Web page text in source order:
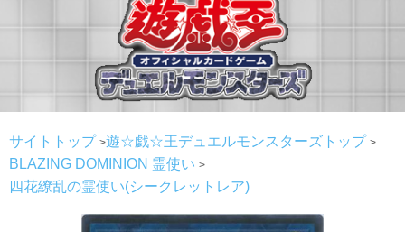
サイトトップ
遊☆戯☆王デュエルモンスターズトップ
BLAZING DOMINION 霊使い
四花繚乱の霊使い(シークレットレア)